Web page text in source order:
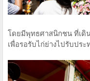
โดยมีพุทธศาสนิกชน ที่เดิ
เพื่อรอรับไก่ย่างไปรับปร